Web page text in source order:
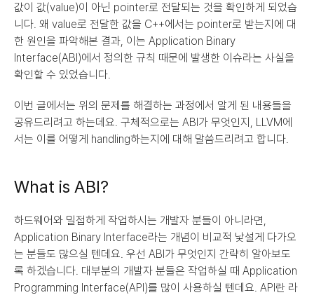
값이 값(value)이 아닌 pointer로 전달되는 것을 확인하게 되었습
니다. 왜 value로 전달한 값을 C++에서는 pointer로 받는지에 대
한 원인을 파악해본 결과, 이는 Application Binary
Interface(ABI)에서 정의한 규칙 때문에 발생한 이슈라는 사실을
확인할 수 있었습니다.
이번 글에서는 위의 문제를 해결하는 과정에서 알게 된 내용들을
공유드리려고 하는데요. 구체적으로는 ABI가 무엇인지, LLVM에
서는 이를 어떻게 handling하는지에 대해 말씀드리려고 합니다.
What is ABI?
하드웨어와 밀접하게 작업하시는 개발자 분들이 아니라면,
Application Binary Interface라는 개념이 비교적 낯설게 다가오
는 분들도 많으실 텐데요. 우선 ABI가 무엇인지 간략히 알아보도
록 하겠습니다. 대부분의 개발자 분들은 작업하실 때 Application
Programming Interface(API)를 많이 사용하실 텐데요. API란 라